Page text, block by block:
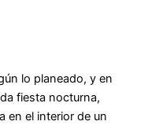
lo planeado, y en
fiesta nocturna,
en el interior de un